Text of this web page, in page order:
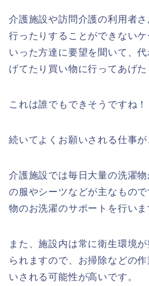
介護施設や訪問介護の利用者
行ったりすることができない
いった方達に要望を聞いて、
げてたり買い物に行ってあげた
これは誰でもできそうですね！
続いてよくお願いされる仕事が
介護施設では毎日大量の洗濯
の服やシーツなどが主なもの
物のお洗濯のサポートを行いま
また、施設内は常に衛生環境
られますので、お掃除などの
いされる可能性が高いです。